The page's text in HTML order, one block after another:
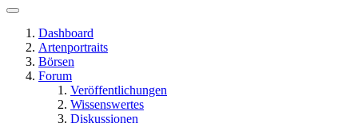
Dashboard
Artenportraits
Börsen
Forum
Veröffentlichungen
Wissenswertes
Diskussionen